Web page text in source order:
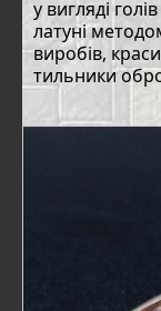
у вигляді
латуні
виробів,
тильники